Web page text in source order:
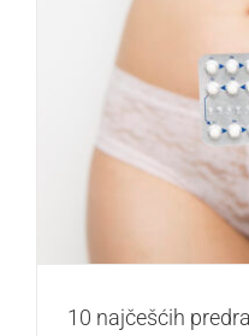
10 najčešćih
10 najčešćih